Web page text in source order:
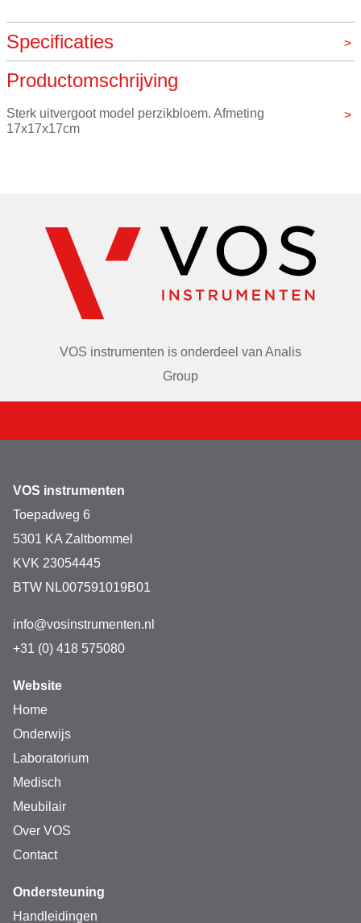
Specificaties
Merk
Productomschrijving
Sterk uitvergoot model perzikbloem. Afmeting
17x17x17cm
VOS instrumenten is onderdeel van Analis
Group
VOS instrumenten
Toepadweg 6
5301 KA Zaltbommel
KVK 23054445
BTW NL007591019B01
info@vosinstrumenten.nl
+31 (0) 418 575080
Website
Home
Onderwijs
Laboratorium
Medisch
Meubilair
Over VOS
Contact
Ondersteuning
Handleidingen